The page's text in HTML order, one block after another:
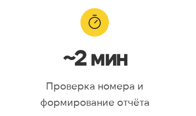
~2 мин
Проверка номера и
формирование отчёта